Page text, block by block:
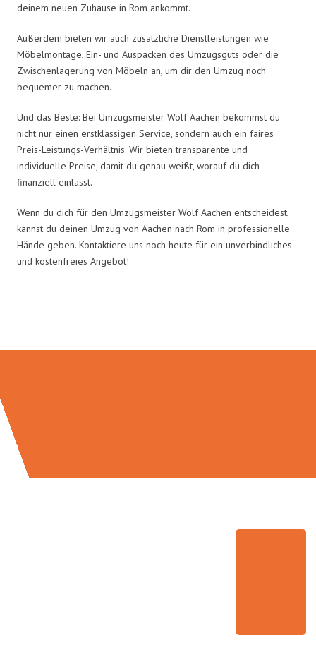
deinem neuen Zuhause in Rom ankommt.
Außerdem bieten wir auch zusätzliche Dienstleistungen wie
Möbelmontage, Ein- und Auspacken des Umzugsguts oder die
Zwischenlagerung von Möbeln an, um dir den Umzug noch
bequemer zu machen.
Und das Beste: Bei Umzugsmeister Wolf Aachen bekommst du
nicht nur einen erstklassigen Service, sondern auch ein faires
Preis-Leistungs-Verhältnis. Wir bieten transparente und
individuelle Preise, damit du genau weißt, worauf du dich
finanziell einlässt.
Wenn du dich für den Umzugsmeister Wolf Aachen entscheidest,
kannst du deinen Umzug von Aachen nach Rom in professionelle
Hände geben. Kontaktiere uns noch heute für ein unverbindliches
und kostenfreies Angebot!